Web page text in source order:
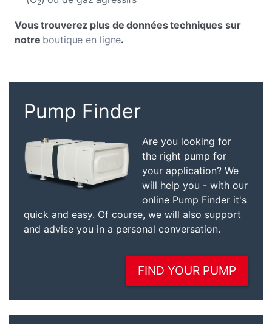
2
Vous trouverez plus de données techniques sur
notre boutique en ligne.